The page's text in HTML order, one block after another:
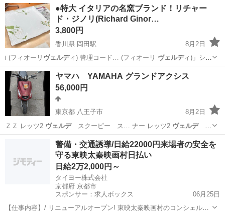
●特大 イタリアの名窯ブランド！リチャー
ド・ジノリ(Richard Ginor…
3,800円
香川県 岡田駅
8月2日
i (フィオーリ ヴェルデ ィ) 管理コード… (フィオーリ ヴェルディ)」シリ
ーズの…
香川 丸亀市 食器 ジノリ
ヤマハ YAMAHA グランドアクシス
56,000円
東京都 八王子市
8月2日
ＺＺ レッツ2 ヴェルデスクーピー ス… ナー レッツ2 ヴェルデス
クーピー ス…八王子市 ヤマハ ジョグ
警備・交通誘導/日給22000円来場者の安全を
守る東映太秦映画村日払い
日給2万2,000円～
タイヨー株式会社
京都府 京都市
スポンサー：求人ボックス
06月25日
【仕事内容】/ リニューアルオープン! 東映太秦映画村のコンシェルジ